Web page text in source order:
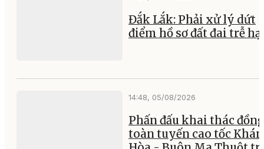
Đắk Lắk: Phải xử lý dứt
điểm hồ sơ đất đai trễ
14:48, 05/08/2026
Phấn đấu khai thác
toàn tuyến cao tốc